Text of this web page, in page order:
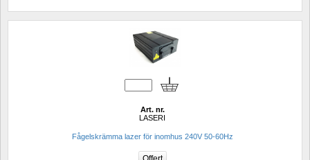
Art. nr.
LASERI
Fågelskrämma lazer för inomhus 240V 50-60Hz